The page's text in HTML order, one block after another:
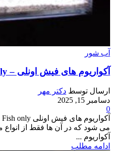
آب شور
آکواریوم های فیش اونلی – Fish only
ارسال توسط دکتر مهر
دسامبر 15, 2025
0
می شود که در آن ها فقط از انواع
آکواریوم ...
ادامه مطلب